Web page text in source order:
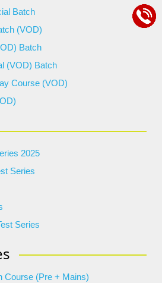
Batch
(VOD)
Batch
(VOD) Batch
Course (VOD)
2025
Series
Series
Course (Pre + Mains)